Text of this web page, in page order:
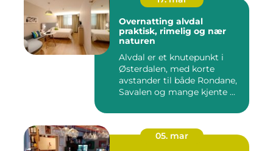
Overnatting alvdal
praktisk, rimelig og nær
naturen
Alvdal er et knutepunkt i
Østerdalen, med korte
avstander til både Rondane,
Savalen og mange kjente ...
05. mar